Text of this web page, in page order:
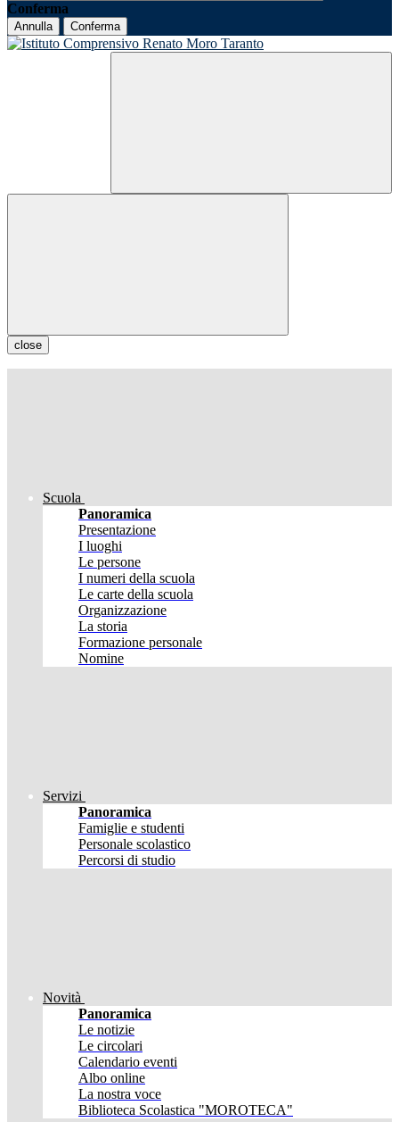
Conferma
Annulla Conferma
close
Scuola
Panoramica
Presentazione
I luoghi
Le persone
I numeri della scuola
Le carte della scuola
Organizzazione
La storia
Formazione personale
Nomine
Servizi
Panoramica
Famiglie e studenti
Personale scolastico
Percorsi di studio
Novità
Panoramica
Le notizie
Le circolari
Calendario eventi
Albo online
La nostra voce
Biblioteca Scolastica "MOROTECA"